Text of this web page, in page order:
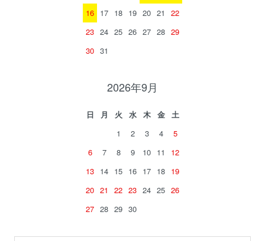
16 17 18 19 20 21
22
23 24 25 26 27 28 29
30 31
2026年9月
日 月 火 水 木 金
土
1
2 3 4
5
6
7 8 9 10 11
12
13 14 15 16 17 18 19
20 21 22 23 24 25 26
27 28 29 30